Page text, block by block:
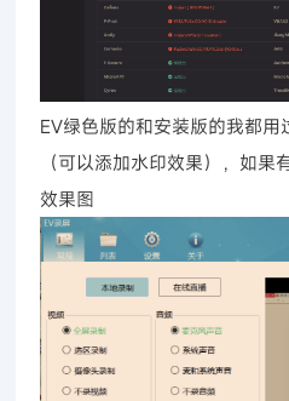
EV绿色版的和安装版的我都
（可以添加水印效果），如
效果图